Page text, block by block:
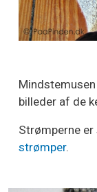
billeder af de
Strømperne
strømper.